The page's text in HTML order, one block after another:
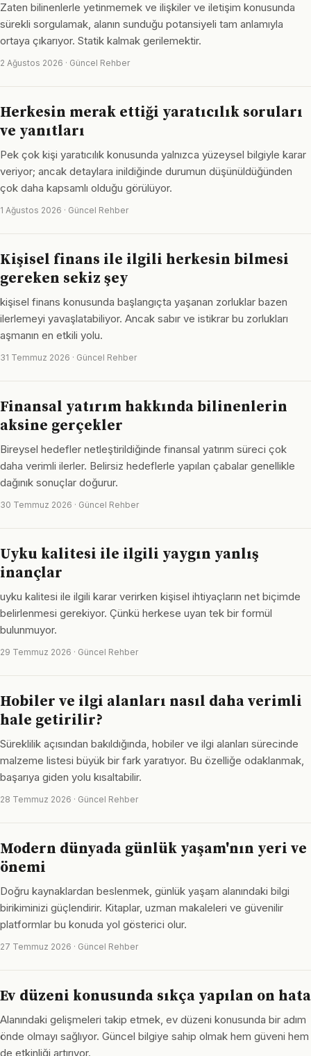
Zaten bilinenlerle yetinmemek ve ilişkiler ve iletişim konusunda
sürekli sorgulamak, alanın sunduğu potansiyeli tam anlamıyla
ortaya çıkarıyor. Statik kalmak gerilemektir.
2 Ağustos 2026 · Güncel Rehber
Herkesin merak ettiği yaratıcılık soruları
ve yanıtları
Pek çok kişi yaratıcılık konusunda yalnızca yüzeysel bilgiyle karar
veriyor; ancak detaylara inildiğinde durumun düşünüldüğünden
çok daha kapsamlı olduğu görülüyor.
1 Ağustos 2026 · Güncel Rehber
Kişisel finans ile ilgili herkesin bilmesi
gereken sekiz şey
kişisel finans konusunda başlangıçta yaşanan zorluklar bazen
ilerlemeyi yavaşlatabiliyor. Ancak sabır ve istikrar bu zorlukları
aşmanın en etkili yolu.
31 Temmuz 2026 · Güncel Rehber
Finansal yatırım hakkında bilinenlerin
aksine gerçekler
Bireysel hedefler netleştirildiğinde finansal yatırım süreci çok
daha verimli ilerler. Belirsiz hedeflerle yapılan çabalar genellikle
dağınık sonuçlar doğurur.
30 Temmuz 2026 · Güncel Rehber
Uyku kalitesi ile ilgili yaygın yanlış
inançlar
uyku kalitesi ile ilgili karar verirken kişisel ihtiyaçların net biçimde
belirlenmesi gerekiyor. Çünkü herkese uyan tek bir formül
bulunmuyor.
29 Temmuz 2026 · Güncel Rehber
Hobiler ve ilgi alanları nasıl daha verimli
hale getirilir?
Süreklilik açısından bakıldığında, hobiler ve ilgi alanları sürecinde
malzeme listesi büyük bir fark yaratıyor. Bu özelliğe odaklanmak,
başarıya giden yolu kısaltabilir.
28 Temmuz 2026 · Güncel Rehber
Modern dünyada günlük yaşam'nın yeri ve
önemi
Doğru kaynaklardan beslenmek, günlük yaşam alanındaki bilgi
birikiminizi güçlendirir. Kitaplar, uzman makaleleri ve güvenilir
platformlar bu konuda yol gösterici olur.
27 Temmuz 2026 · Güncel Rehber
Ev düzeni konusunda sıkça yapılan on hata
Alanındaki gelişmeleri takip etmek, ev düzeni konusunda bir adım
önde olmayı sağlıyor. Güncel bilgiye sahip olmak hem güveni hem
de etkinliği artırıyor.